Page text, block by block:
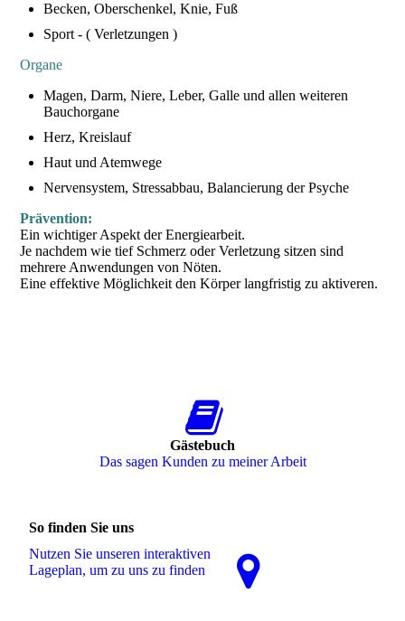
Becken, Oberschenkel, Knie, Fuß
Sport - ( Verletzungen )
Organe
Magen, Darm, Niere, Leber, Galle und allen weiteren
Bauchorgane
Herz, Kreislauf
Haut und Atemwege
Nervensystem, Stressabbau, Balancierung der Psyche
Prävention:
Ein wichtiger Aspekt der Energiearbeit.
Je nachdem wie tief Schmerz oder Verletzung sitzen sind
mehrere Anwendungen von Nöten.
Eine effektive Möglichkeit den Körper langfristig zu aktiveren.
Gästebuch
Das sagen Kunden zu meiner Arbeit
So finden Sie uns
Nutzen Sie unseren interaktiven
La­ge­plan, um zu uns zu finden